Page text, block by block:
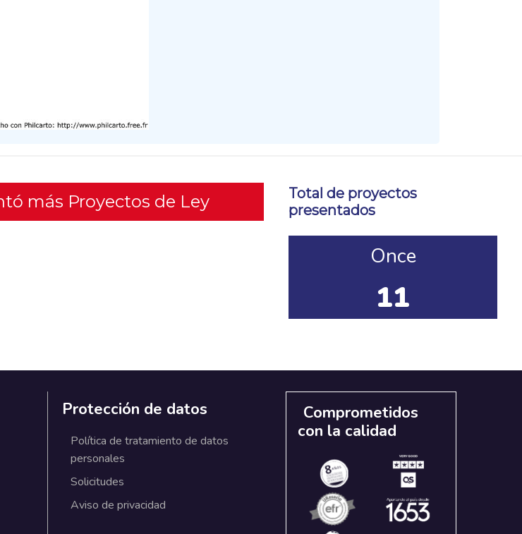
más Proyectos de Ley
Total de proyectos
presentados
Once
11
Protección de datos
Política de tratamiento de datos
personales
Solicitudes
Aviso de privacidad
Comprometidos
con la calidad